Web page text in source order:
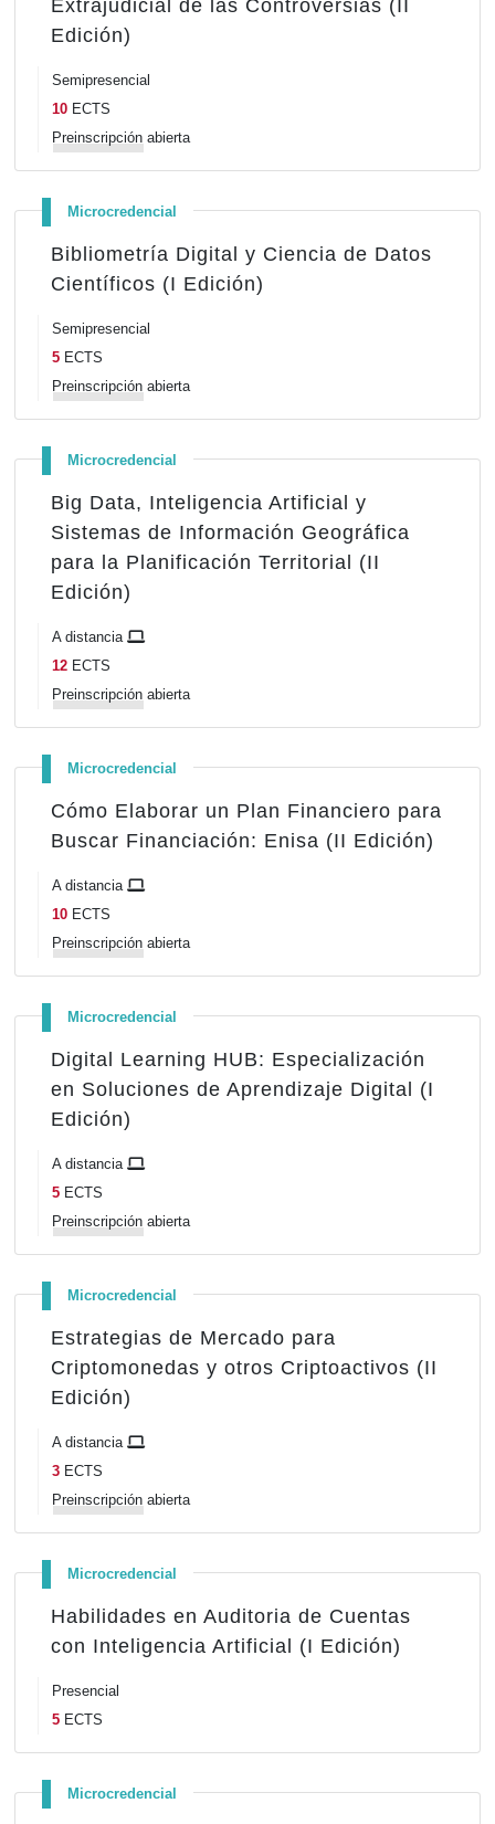
Extrajudicial de las Controversias (II
Edición)
Semipresencial
10 ECTS
Preinscripción abierta
Microcredencial
Bibliometría Digital y Ciencia de Datos
Científicos (I Edición)
Semipresencial
5 ECTS
Preinscripción abierta
Microcredencial
Big Data, Inteligencia Artificial y
Sistemas de Información Geográfica
para la Planificación Territorial (II
Edición)
A distancia
12 ECTS
Preinscripción abierta
Microcredencial
Cómo Elaborar un Plan Financiero para
Buscar Financiación: Enisa (II Edición)
A distancia
10 ECTS
Preinscripción abierta
Microcredencial
Digital Learning HUB: Especialización
en Soluciones de Aprendizaje Digital (I
Edición)
A distancia
5 ECTS
Preinscripción abierta
Microcredencial
Estrategias de Mercado para
Criptomonedas y otros Criptoactivos (II
Edición)
A distancia
3 ECTS
Preinscripción abierta
Microcredencial
Habilidades en Auditoria de Cuentas
con Inteligencia Artificial (I Edición)
Presencial
5 ECTS
Microcredencial